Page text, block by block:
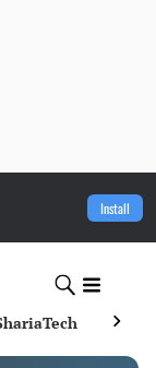
Install
Tech